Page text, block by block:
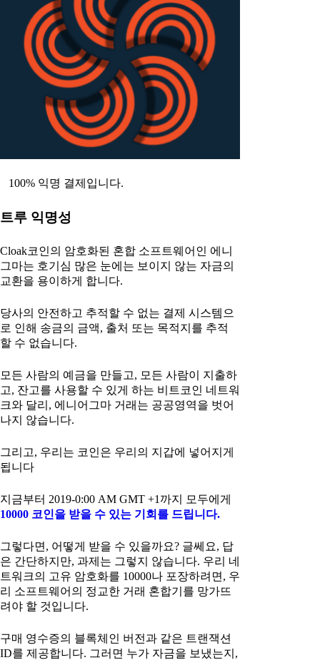
100% 익명 결제입니다.
트루 익명성
Cloak코인의 암호화된 혼합 소프트웨어인 에니
그마는 호기심 많은 눈에는 보이지 않는 자금의
교환을 용이하게 합니다.
당사의 안전하고 추적할 수 없는 결제 시스템으
로 인해 송금의 금액, 출처 또는 목적지를 추적
할 수 없습니다.
모든 사람의 예금을 만들고, 모든 사람이 지출하
고, 잔고를 사용할 수 있게 하는 비트코인 네트워
크와 달리, 에니어그마 거래는 공공영역을 벗어
나지 않습니다.
그리고, 우리는 코인은 우리의 지갑에 넣어지게
됩니다
지금부터 2019-0:00 AM GMT +1까지 모두에게
10000 코인을 받을 수 있는 기회를 드립니다.
그렇다면, 어떻게 받을 수 있을까요? 글쎄요, 답
은 간단하지만, 과제는 그렇지 않습니다. 우리 네
트워크의 고유 암호화를 10000나 포장하려면, 우
리 소프트웨어의 정교한 거래 혼합기를 망가뜨
려야 할 것입니다.
구매 영수증의 블록체인 버전과 같은 트랜잭션
ID를 제공합니다. 그러면 누가 자금을 보냈는지,